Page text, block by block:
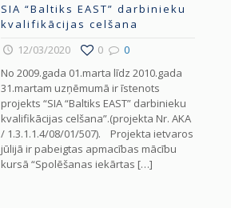
SIA “Baltiks EAST” darbinieku
kvalifikācijas celšana
12/03/2020
0
0
No 2009.gada 01.marta līdz 2010.gada
31.martam uzņēmumā ir īstenots
projekts “SIA “Baltiks EAST” darbinieku
kvalifikācijas celšana”.(projekta Nr. AKA
/ 1.3.1.1.4/08/01/507). Projekta ietvaros
jūlijā ir pabeigtas apmacības mācību
kursā “Spolēšanas iekārtas […]